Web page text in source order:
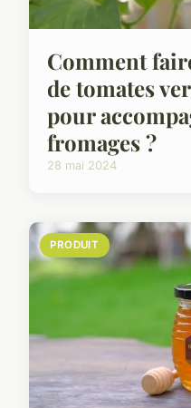
Comment
de tomates
pour
fromages ?
28 mai 2024
PRODUIT